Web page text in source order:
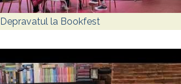
Depravatul la Bookfest